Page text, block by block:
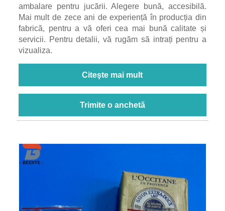
ambalare pentru jucării. Alegere bună, accesibilă.
Mai mult de zece ani de experiență în producția din
fabrică, pentru a vă oferi cea mai bună calitate și
servicii. Pentru detalii, vă rugăm să intrați pentru a
vizualiza.
Citeşte mai mult
Trimite o anchetă